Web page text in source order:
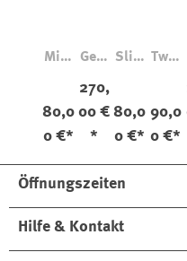
Mini
Vinta
ge
80,0
0 €*
Geld
e
Pferd
elede
Klein
270,
00 €
*
Slim
Vinta
ge
80,0
0 €*
Twin
Vinta
ge
90,0
0 €*
Öffnungszeiten
Hilfe & Kontakt